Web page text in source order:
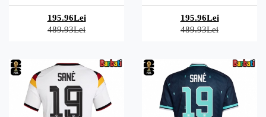
195.96Lei
489.93Lei
195.96Lei
489.93Lei